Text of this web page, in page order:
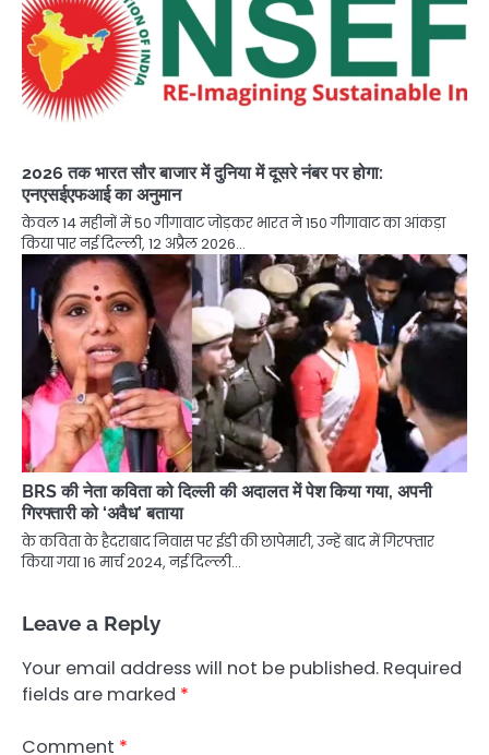
2026 तक भारत सौर बाजार में दुनिया में दूसरे नंबर पर होगा:
एनएसईएफआई का अनुमान
केवल 14 महीनों में 50 गीगावाट जोड़कर भारत ने 150 गीगावाट का आंकड़ा
किया पार नई दिल्ली, 12 अप्रैल 2026…
BRS की नेता कविता को दिल्ली की अदालत में पेश किया गया, अपनी
गिरफ्तारी को ‘अवैध’ बताया
के कविता के हैदराबाद निवास पर ईडी की छापेमारी, उन्हें बाद में गिरफ्तार
किया गया 16 मार्च 2024, नई दिल्ली…
Leave a Reply
Your email address will not be published. Required
fields are marked *
Comment *